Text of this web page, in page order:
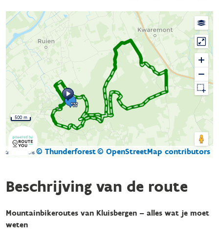
Kaartgegevens © Thunderforest© OpenStreetMap contributors
500 m
Beschrijving van de route
Mountainbikeroutes van Kluisbergen – alles wat je moet
weten